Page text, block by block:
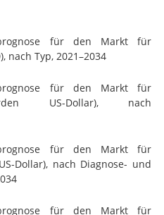
für den Markt für
nach Typ, 2021–2034
für den Markt für
US-Dollar), nach
für den Markt für
Dollar), nach Diagnose- und
für den Markt für